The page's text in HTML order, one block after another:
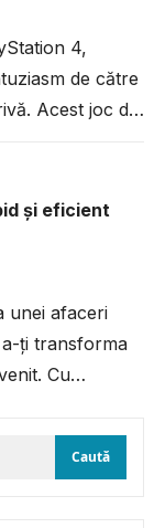
4,
de către
Acest joc de
și eficient
unei afaceri
ți transforma
Cu